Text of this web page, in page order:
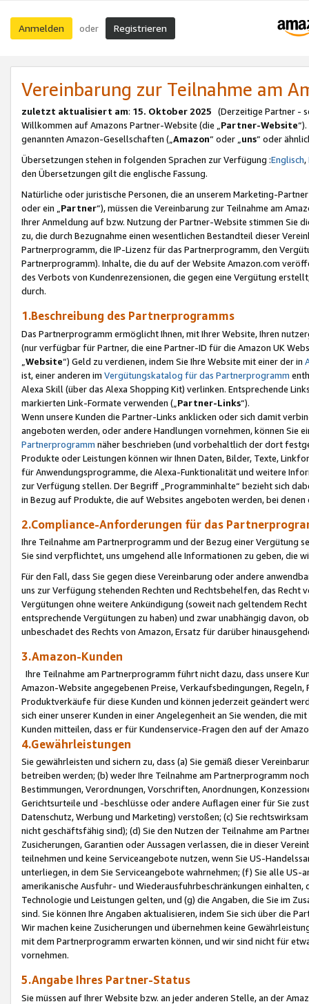
Anmelden oder Registrieren
Vereinbarung zur Teilnahme am
zuletzt aktualisiert am: 15. Oktober 2025 (Derzeitige Partner -
Willkommen auf Amazons Partner-Website (die „Partner-Website
genannten Amazon-Gesellschaften („Amazon“ oder „uns“ oder
Übersetzungen stehen in folgenden Sprachen zur Verfügung :Englisch,
den Übersetzungen gilt die englische Fassung.
Natürliche oder juristische Personen, die an unserem Marketing-
oder ein „Partner“), müssen die Vereinbarung zur Teilnahme am
Ihrer Anmeldung auf bzw. Nutzung der Partner-Website stimmen Sie
zu, die durch Bezugnahme einen wesentlichen Bestandteil dieser
Partnerprogramm, die IP-Lizenz für das Partnerprogramm, den
Partnerprogramm). Inhalte, die du auf der Website Amazon.com
des Verbots von Kundenrezensionen, die gegen eine Vergütung
durch.
1.Beschreibung des Partnerprogramms
Das Partnerprogramm ermöglicht Ihnen, mit Ihrer Website, Ihren
(nur verfügbar für Partner, die eine Partner-ID für die Amazon UK
Website“) Geld zu verdienen, indem Sie Ihre Website mit einer der in
ist, einer anderen im Vergütungskatalog für das Partnerprogramm
Alexa Skill (über das Alexa Shopping Kit) verlinken. Entsprechende
markierten Link-Formate verwenden („ Partner-Links“).
Wenn unsere Kunden die Partner-Links anklicken oder sich damit
angeboten werden, oder andere Handlungen vornehmen, können Sie
Partnerprogramm näher beschrieben (und vorbehaltlich der dort
Produkte oder Leistungen können wir Ihnen Daten, Bilder, Texte,
für Anwendungsprogramme, die Alexa-Funktionalität und weitere
zur Verfügung stellen. Der Begriff „Programminhalte“ bezieht sich
in Bezug auf Produkte, die auf Websites angeboten werden, bei
2.Compliance-Anforderungen für das
Ihre Teilnahme am Partnerprogramm und der Bezug einer Vergütung
Sie sind verpflichtet, uns umgehend alle Informationen zu geben, die
Für den Fall, dass Sie gegen diese Vereinbarung oder andere
uns zur Verfügung stehenden Rechten und Rechtsbehelfen, das
Vergütungen ohne weitere Ankündigung (soweit nach geltendem
entsprechende Vergütungen zu haben) und zwar unabhängig davon,
unbeschadet des Rechts von Amazon, Ersatz für darüber
3.Amazon-Kunden
Ihre Teilnahme am Partnerprogramm führt nicht dazu, dass unsere
Amazon-Website angegebenen Preise, Verkaufsbedingungen,
Produktverkäufe für diese Kunden und können jederzeit geändert
sich einer unserer Kunden in einer Angelegenheit an Sie wenden, die
Kunden mitteilen, dass er für Kundenservice-Fragen den auf der
4.Gewährleistungen
Sie gewährleisten und sichern zu, dass (a) Sie gemäß dieser
betreiben werden; (b) weder Ihre Teilnahme am Partnerprogramm
Bestimmungen, Verordnungen, Vorschriften, Anordnungen,
Gerichtsurteile und -beschlüsse oder andere Auflagen einer für Sie
Datenschutz, Werbung und Marketing) verstoßen; (c) Sie
nicht geschäftsfähig sind); (d) Sie den Nutzen der Teilnahme am
Zusicherungen, Garantien oder Aussagen verlassen, die in dieser
teilnehmen und keine Serviceangebote nutzen, wenn Sie US-
unterliegen, in dem Sie Serviceangebote wahrnehmen; (f) Sie alle
amerikanische Ausfuhr- und Wiederausfuhrbeschränkungen
Technologie und Leistungen gelten, und (g) die Angaben, die Sie im
sind. Sie können Ihre Angaben aktualisieren, indem Sie sich über die
Wir machen keine Zusicherungen und übernehmen keine
mit dem Partnerprogramm erwarten können, und wir sind nicht für
vornehmen.
5.Angabe Ihres Partner-Status
Sie müssen auf Ihrer Website bzw. an jeder anderen Stelle, an der